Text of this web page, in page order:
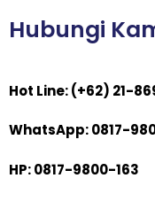
Hubungi
Hot Line: (+62) 21-
WhatsApp: 0817-
HP: 0817-9800-163